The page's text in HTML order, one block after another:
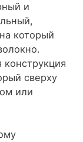
и
который
сверху
или